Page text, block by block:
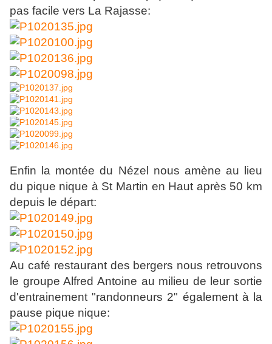
pas facile vers La Rajasse:
Enfin la montée du Nézel nous amène au lieu
du pique nique à St Martin en Haut après 50 km
depuis le départ:
Au café restaurant des bergers nous retrouvons
le groupe Alfred Antoine au milieu de leur sortie
d'entrainement "randonneurs 2" également à la
pause pique nique: